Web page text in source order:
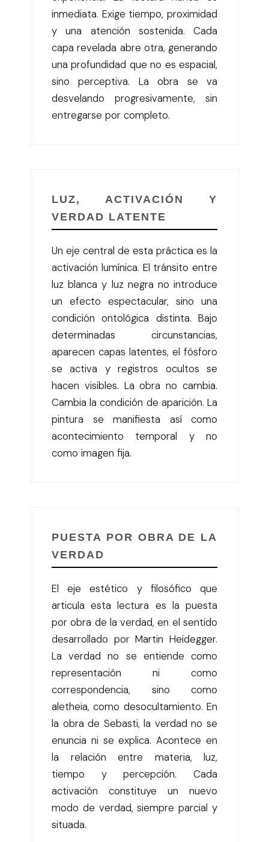
inmediata. Exige tiempo, proximidad
y una atención sostenida. Cada
capa revelada abre otra, generando
una profundidad que no es espacial,
sino perceptiva. La obra se va
desvelando progresivamente, sin
entregarse por completo.
LUZ, ACTIVACIÓN Y
VERDAD LATENTE
Un eje central de esta práctica es la
activación lumínica. El tránsito entre
luz blanca y luz negra no introduce
un efecto espectacular, sino una
condición ontológica distinta. Bajo
determinadas circunstancias,
aparecen capas latentes, el fósforo
se activa y registros ocultos se
hacen visibles. La obra no cambia.
Cambia la condición de aparición. La
pintura se manifiesta así como
acontecimiento temporal y no
como imagen fija.
PUESTA POR OBRA DE LA
VERDAD
El eje estético y filosófico que
articula esta lectura es la puesta
por obra de la verdad, en el sentido
desarrollado por Martin Heidegger.
La verdad no se entiende como
representación ni como
correspondencia, sino como
aletheia, como desocultamiento. En
la obra de Sebasti, la verdad no se
enuncia ni se explica. Acontece en
la relación entre materia, luz,
tiempo y percepción. Cada
activación constituye un nuevo
modo de verdad, siempre parcial y
situada.